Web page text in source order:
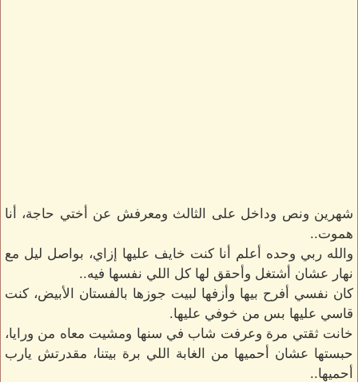
شهرين ونص وداخل على الثالث ومعرفش عن أختي حاجة، أنا
هموت..
والله ربي وحده أعلم أنا كنت خايف عليها إزاي، بواصل ليل مع
نهار عشان أشتغل وأحقق لها كل اللي نفسها فيه..
كان نفسي أفرح بيها وأزفها لبيت جوزها بالفستان الأبيض، كنت
قاسي عليها بس من خوفي عليها.
خانت ثقتي مرة وعرفت شاب في سنها ومشيت معاه من ورايا،
حبستها عشان أحميها من الغابة اللي برة بيتنا، مقدرتش يارب
أحميها..